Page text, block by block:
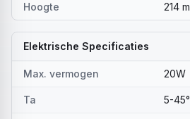
Hoogte 214
Elektrische Specificaties
Max. vermogen 20W
Ta 5-